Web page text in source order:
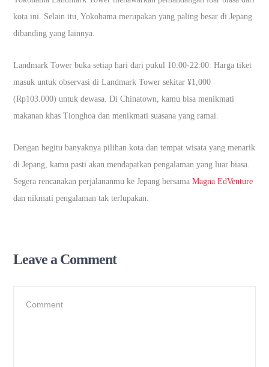
kota ini. Selain itu, Yokohama merupakan yang paling besar di Jepang
dibanding yang lainnya.
Landmark Tower buka setiap hari dari pukul 10:00-22:00. Harga tiket
masuk untuk observasi di Landmark Tower sekitar ¥1,000
(Rp103.000) untuk dewasa. Di Chinatown, kamu bisa menikmati
makanan khas Tionghoa dan menikmati suasana yang ramai.
Dengan begitu banyaknya pilihan kota dan tempat wisata yang menarik
di Jepang, kamu pasti akan mendapatkan pengalaman yang luar biasa.
Segera rencanakan perjalananmu ke Jepang bersamaMagna EdVenture
dan nikmati pengalaman tak terlupakan.
Leave a Comment